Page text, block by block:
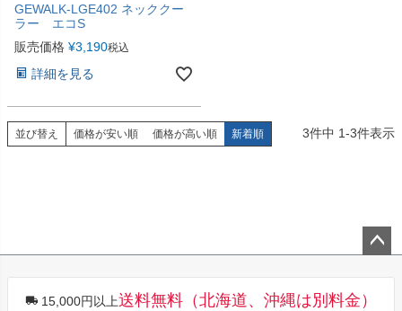
GEWALK-LGE402 ネッククー
ラー エコS
販売価格 ¥3,190税込
詳細を見る
並び替え 価格が安い順 価格が高い順 新着順 3件中 1-3件表示
ップ
15,000円以上送料無料（北海道、沖縄は別料金）